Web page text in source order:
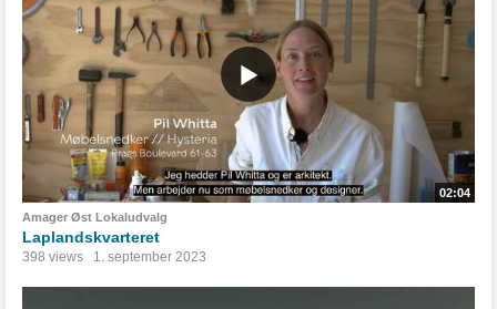
02:04
Amager Øst Lokaludvalg
Laplandskvarteret
398 views 1. september 2023